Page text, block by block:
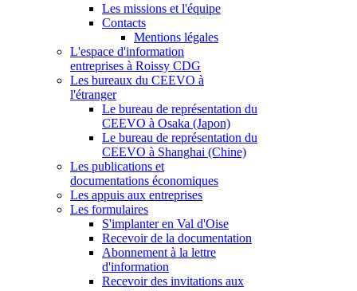
Les missions et l'équipe
Contacts
Mentions légales
L'espace d'information
entreprises à Roissy CDG
Les bureaux du CEEVO à
l'étranger
Le bureau de représentation du
CEEVO à Osaka (Japon)
Le bureau de représentation du
CEEVO à Shanghai (Chine)
Les publications et
documentations économiques
Les appuis aux entreprises
Les formulaires
S'implanter en Val d'Oise
Recevoir de la documentation
Abonnement à la lettre
d'information
Recevoir des invitations aux